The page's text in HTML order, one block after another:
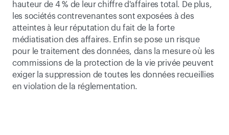
hauteur de 4 % de leur chiffre d'affaires total. De plus,
les sociétés contrevenantes sont exposées à des
atteintes à leur réputation du fait de la forte
médiatisation des affaires. Enfin se pose un risque
pour le traitement des données, dans la mesure où les
commissions de la protection de la vie privée peuvent
exiger la suppression de toutes les données recueillies
en violation de la réglementation.